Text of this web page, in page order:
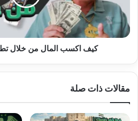
تطبيقات
الهواتف
كيف اكسب المال من خلال
مقالات ذات صلة